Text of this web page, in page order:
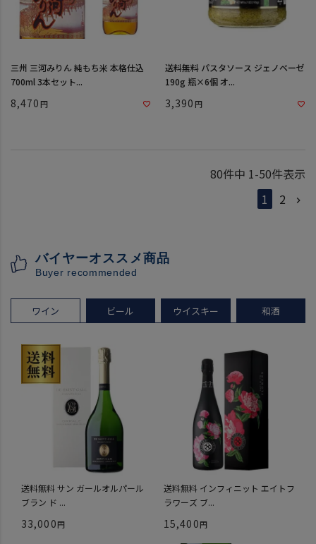
三州 三河みりん 純もち米 本格仕込
700ml 3本セット...
8,470
送料無料 パスタソース ジェノベーゼ
190g 瓶×6個 オ...
3,390
80件中 1-50件表示
1
2
バイヤーオススメ商品
Buyer recommended
ワイン ビール ウイスキー 和酒
送料無料 サン ガールオルパール
ブラン ド ...
33,000
送料無料 インフィニット エイトフ
ラワーズ ブ...
15,400